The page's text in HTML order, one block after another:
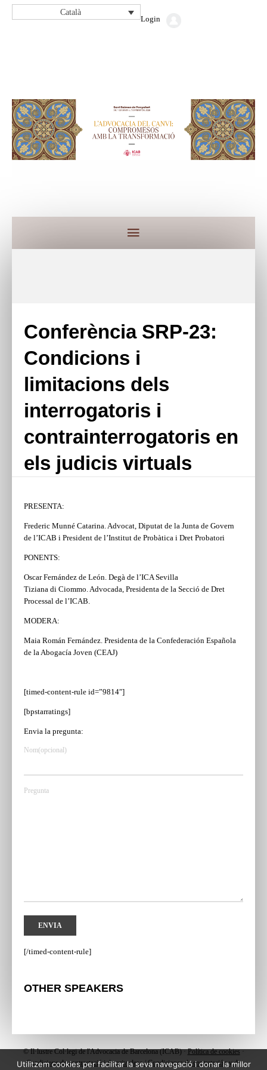
Català
Login
Conferència SRP-23:
Condicions i
limitacions dels
interrogatoris i
contrainterrogatoris en
els judicis virtuals
PRESENTA:
Frederic Munné Catarina. Advocat, Diputat de la Junta de Govern
de l’ICAB i President de l’Institut de Probàtica i Dret Probatori
PONENTS:
Oscar Fernández de León. Degà de l’ICA Sevilla
Tiziana di Ciommo. Advocada, Presidenta de la Secció de Dret
Processal de l’ICAB.
MODERA:
Maia Román Fernández. Presidenta de la Confederación Española
de la Abogacía Joven (CEAJ)
[timed-content-rule id=”9814″]
[bpstarratings]
Envia la pregunta:
Nom(opcional)
Pregunta
[/timed-content-rule]
OTHER SPEAKERS
© Il·lustre Col·legi de l'Advocacia de Barcelona (ICAB) ·Política de cookies·
Condicions de contractació i de privadesa / Condiciones de contratación y de
Utilitzem cookies per facilitar la seva navegació i donar la millor